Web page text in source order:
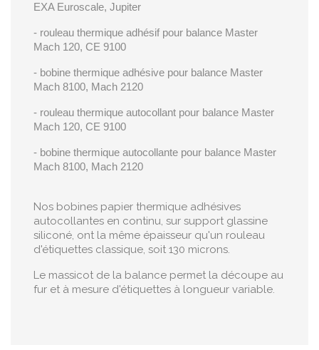
EXA Euroscale, Jupiter
- rouleau thermique adhésif pour balance Master
Mach 120, CE 9100
- bobine thermique adhésive pour balance Master
Mach 8100, Mach 2120
- rouleau thermique autocollant pour balance Master
Mach 120, CE 9100
- bobine thermique autocollante pour balance Master
Mach 8100, Mach 2120
Nos bobines papier thermique adhésives
autocollantes en continu, sur support glassine
siliconé, ont la même épaisseur qu'un rouleau
d'étiquettes classique, soit 130 microns.
Le massicot de la balance permet la découpe au
fur et à mesure d'étiquettes à longueur variable.